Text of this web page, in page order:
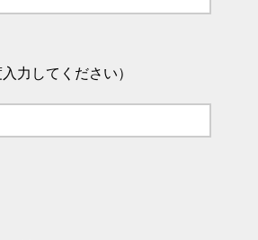
力してください）